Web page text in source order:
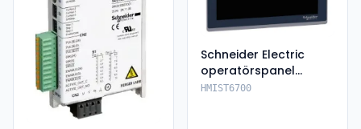
Schneider Electric
operatörspanel
HMIST6700
HMIST6700